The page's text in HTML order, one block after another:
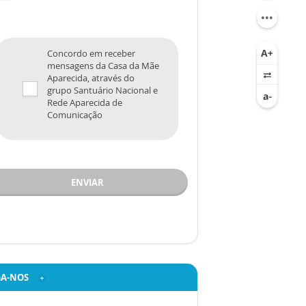
Concordo em receber
mensagens da Casa da Mãe
Aparecida, através do
grupo Santuário Nacional e
Rede Aparecida de
Comunicação
ENVIAR
NOS